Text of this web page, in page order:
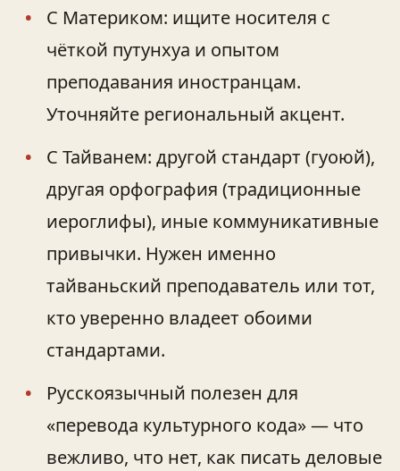
С Материком: ищите носителя с
чёткой путунхуа и опытом
преподавания иностранцам.
Уточняйте региональный акцент.
С Тайванем: другой стандарт (гуоюй),
другая орфография (традиционные
иероглифы), иные коммуникативные
привычки. Нужен именно
тайваньский преподаватель или тот,
кто уверенно владеет обоими
стандартами.
Русскоязычный полезен для
«перевода культурного кода» — что
вежливо, что нет, как писать деловые